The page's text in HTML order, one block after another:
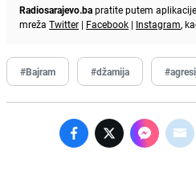
Radiosarajevo.bapratite putem
mreža Twitter | Facebook | Instagram,
#Bajram #džamija